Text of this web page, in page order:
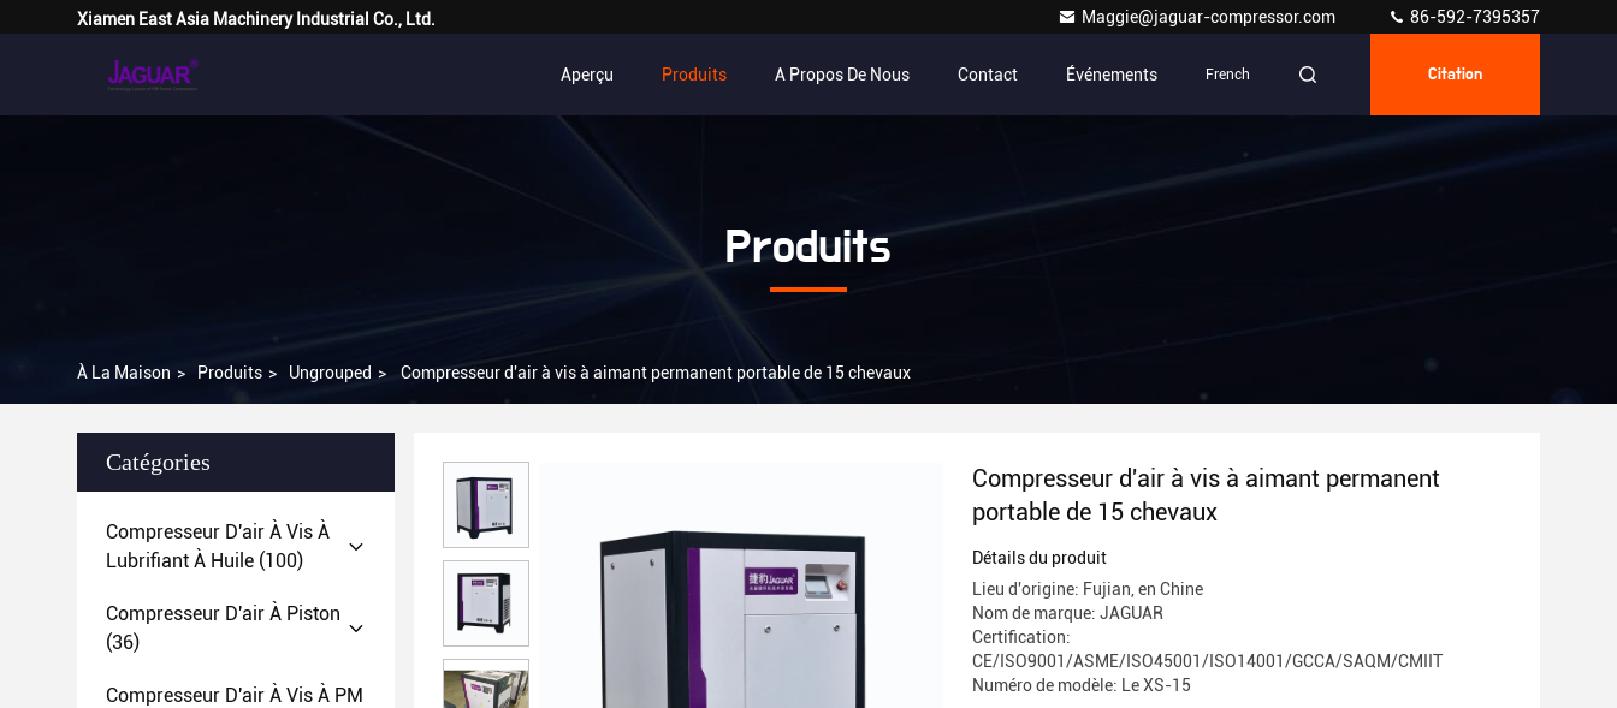
Xiamen East Asia Machinery Industrial Co., Ltd. Maggie@jaguar-compressor.com 86-592-7395357
Aperçu Produits A Propos De Nous Contact Événements French Citation
Produits
À La Maison > Produits > Ungrouped > Compresseur d'air à vis à aimant permanent portable de 15 chevaux
Catégories
Compresseur D'air À Vis À
Lubrifiant À Huile (100)
Compresseur D'air À Piston
(36)
Compresseur D'air À Vis À PM
Compresseur d'air à vis à aimant permanent
portable de 15 chevaux
Détails du produit
Lieu d'origine: Fujian, en Chine
Nom de marque: JAGUAR
Certification:
CE/ISO9001/ASME/ISO45001/ISO14001/GCCA/SAQM/CMIIT
Numéro de modèle: Le XS-15